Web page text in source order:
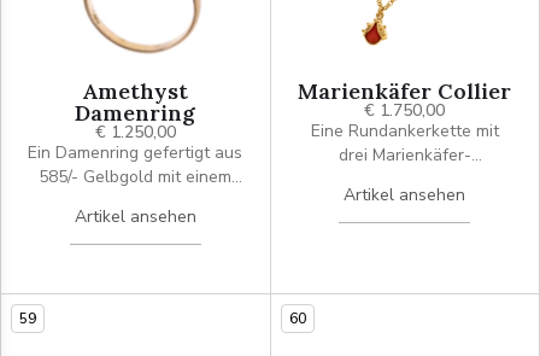
Amethyst
Damenring
€ 1.250,00
Ein Damenring gefertigt aus
585/- Gelbgold mit einem
einer Zargenfassung mit
einem opulent-verspielten
Artikel ansehen
Marienkäfer Collier
€ 1.750,00
Eine Rundankerkette mit
drei Marienkäfer-
Korallen-Cabochons.
Artikel ansehen
59 60